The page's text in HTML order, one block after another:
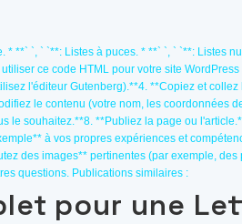
**` `, ` `**: Listes à puces. * **` `, ` `**: Listes
ce code HTML pour votre site
l'éditeur Gutenberg).**4. **Copiez et
le contenu (votre nom, les coordonnées
le souhaitez.**8. **Publiez la page ou
à vos propres expériences et
des images** pertinentes (par exemple,
questions. Publications similaires :
pour une